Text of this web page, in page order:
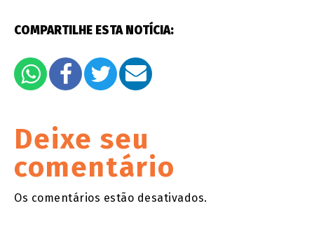
COMPARTILHE ESTA NOTÍCIA:
Deixe seu
comentário
Os comentários estão desativados.